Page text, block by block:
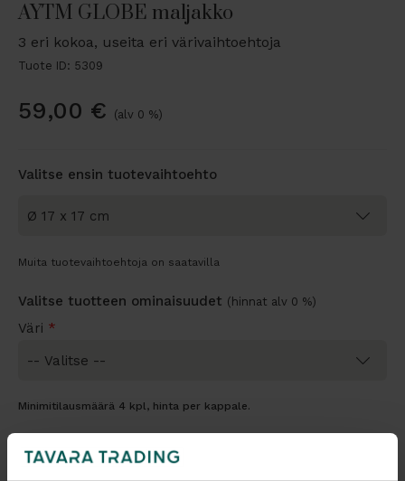
AYTM GLOBE maljakko
3 eri kokoa, useita eri värivaihtoehtoja
Tuote ID: 5309
59,00 € (alv 0 %)
Valitse ensin tuotevaihtoehto
Muita tuotevaihtoehtoja on saatavilla
Valitse tuotteen ominaisuudet (hinnat alv 0 %)
Väri *
Minimitilausmäärä 4 kpl, hinta per kappale.